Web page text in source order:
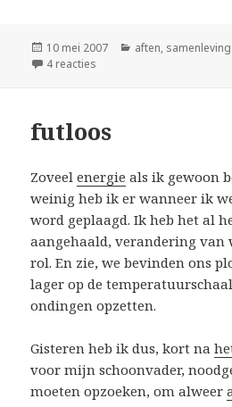
Geplaatst
op
10 mei 2007 Categorieën
aften, samenleving
4 reacties
futloos
Zoveelenergie als ik gewoon
weinig heb ik er wanneer ik
word geplaagd. Ik heb het al
aangehaald, verandering van
rol. En zie, we bevinden ons
lager op de
ondingen opzetten.
Gisteren heb ik dus, kort na
voor mijn schoonvader,
moeten opzoeken, om alweer